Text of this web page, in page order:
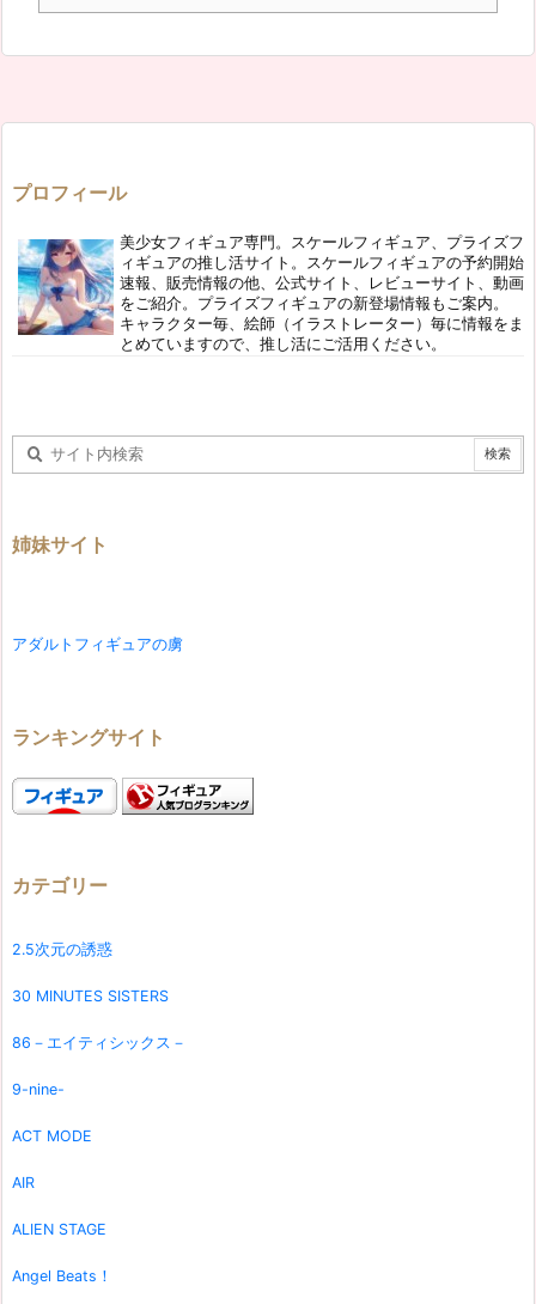
プロフィール
美少女フィギュア専門。スケールフィギュア、プライズフ
ィギュアの推し活サイト。スケールフィギュアの予約開始
速報、販売情報の他、公式サイト、レビューサイト、動画
をご紹介。プライズフィギュアの新登場情報もご案内。
キャラクター毎、絵師（イラストレーター）毎に情報をま
とめていますので、推し活にご活用ください。
姉妹サイト
アダルトフィギュアの虜
ランキングサイト
カテゴリー
2.5次元の誘惑
30 MINUTES SISTERS
86－エイティシックス－
9-nine-
ACT MODE
AIR
ALIEN STAGE
Angel Beats！